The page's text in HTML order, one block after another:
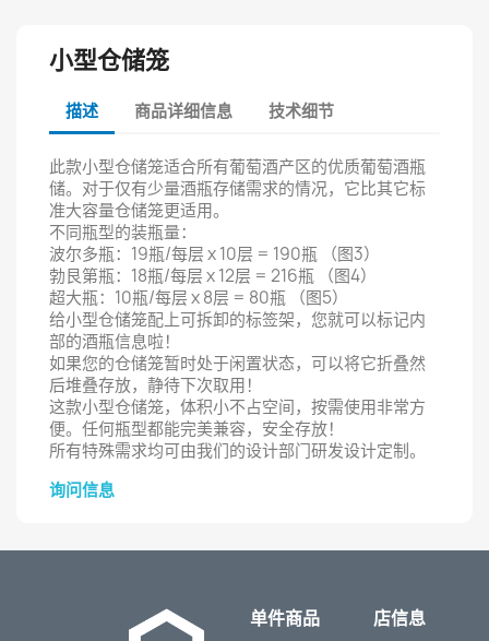
小型仓储笼
描述 商品详细信息 技术细节
此款小型仓储笼适合所有葡萄酒产区的优质葡萄酒瓶
储。对于仅有少量酒瓶存储需求的情况，它比其它标
准大容量仓储笼更适用。
不同瓶型的装瓶量：
波尔多瓶：19瓶/每层 x 10层 = 190瓶 （图3）
勃艮第瓶：18瓶/每层 x 12层 = 216瓶 （图4）
超大瓶：10瓶/每层 x 8层 = 80瓶 （图5）
给小型仓储笼配上可拆卸的标签架，您就可以标记内
部的酒瓶信息啦！
如果您的仓储笼暂时处于闲置状态，可以将它折叠然
后堆叠存放，静待下次取用！
这款小型仓储笼，体积小不占空间，按需使用非常方
便。任何瓶型都能完美兼容，安全存放！
所有特殊需求均可由我们的设计部门研发设计定制。
询问信息
单件商品 店信息